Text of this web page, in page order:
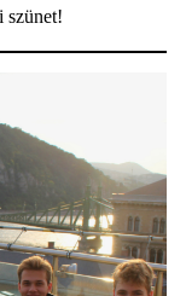
szünet!